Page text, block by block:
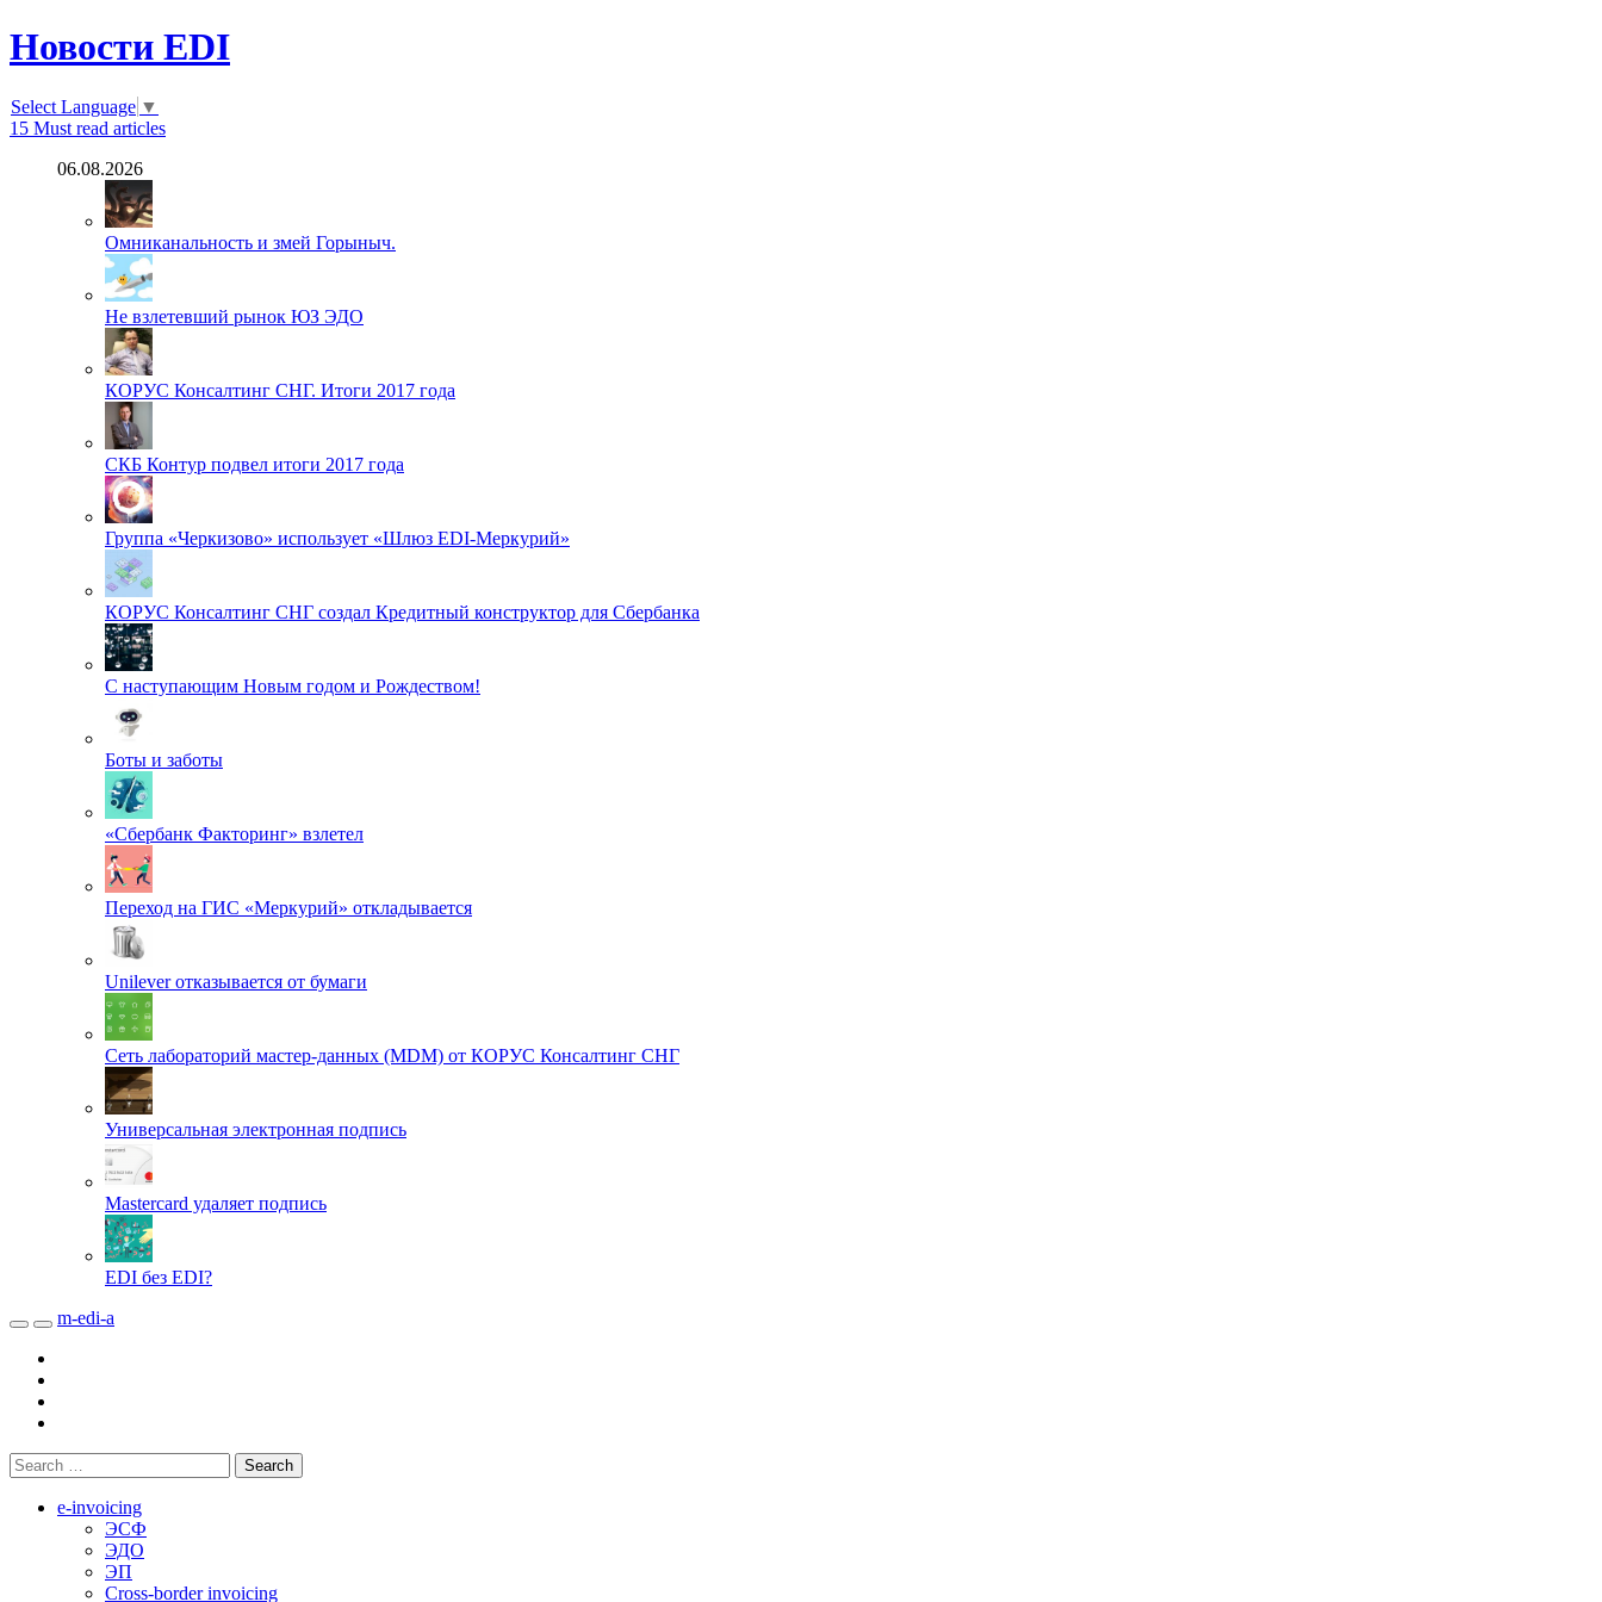
Новости EDI
Select Language ▼
15 Must read articles
06.08.2026
Омниканальность и змей Горыныч.
Не взлетевший рынок ЮЗ ЭДО
КОРУС Консалтинг СНГ. Итоги 2017 года
СКБ Контур подвел итоги 2017 года
Группа «Черкизово» использует «Шлюз EDI-Меркурий»
КОРУС Консалтинг СНГ создал Кредитный конструктор для Сбербанка
С наступающим Новым годом и Рождеством!
Боты и заботы
«Сбербанк Факторинг» взлетел
Переход на ГИС «Меркурий» откладывается
Unilever отказывается от бумаги
Сеть лабораторий мастер-данных (MDM) от КОРУС Консалтинг СНГ
Универсальная электронная подпись
Mastercard удаляет подпись
EDI без EDI?
m-edi-a
e-invoicing
ЭСФ
ЭДО
ЭП
Cross-border invoicing